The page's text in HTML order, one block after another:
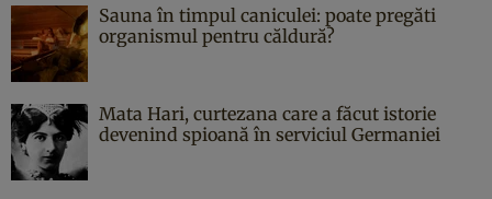
Sauna în timpul caniculei: poate pregăti
organismul pentru căldură?
Mata Hari, curtezana care a făcut istorie
devenind spioană în serviciul Germaniei